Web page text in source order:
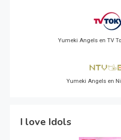
Yumeki Angels en TV
Yumeki Angels en
I love Idols